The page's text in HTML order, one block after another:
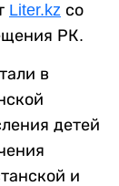
Liter.kz со
РК.
в
детей
и